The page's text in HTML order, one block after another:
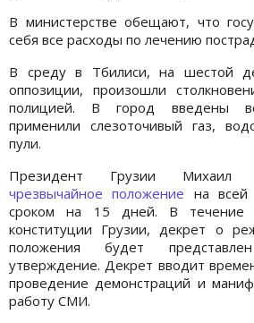
В министерстве обещают, что
себя все расходы по лечению
В среду в Тбилиси, на шестой
оппозиции, произошли
полицией. В город введены
применили слезоточивый газ,
пули.
Президент Грузии Михаил
чрезвычайное положение на всей
сроком на 15 дней. В течение
конституции Грузии, декрет о
положения будет
утверждение. Декрет вводит
проведение демонстраций и
работу СМИ.